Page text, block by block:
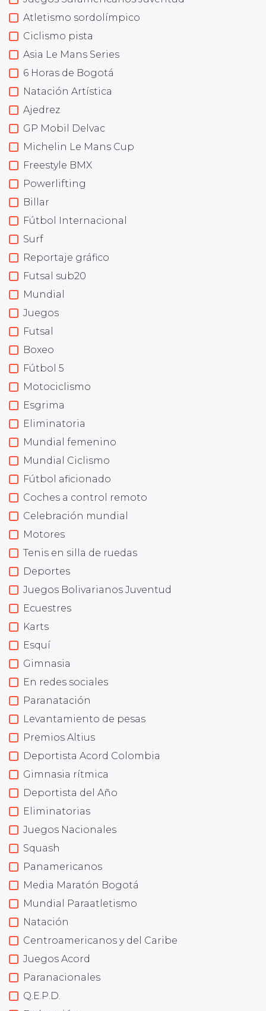
Atletismo sordolímpico
Ciclismo pista
Asia Le Mans Series
6 Horas de Bogotá
Natación Artística
Ajedrez
GP Mobil Delvac
Michelin Le Mans Cup
Freestyle BMX
Powerlifting
Billar
Fútbol Internacional
Surf
Reportaje gráfico
Futsal sub20
Mundial
Juegos
Futsal
Boxeo
Fútbol 5
Motociclismo
Esgrima
Eliminatoria
Mundial femenino
Mundial Ciclismo
Fútbol aficionado
Coches a control remoto
Celebración mundial
Motores
Tenis en silla de ruedas
Deportes
Juegos Bolivarianos Juventud
Ecuestres
Karts
Esquí
Gimnasia
En redes sociales
Paranatación
Levantamiento de pesas
Premios Altius
Deportista Acord Colombia
Gimnasia rítmica
Deportista del Año
Eliminatorias
Juegos Nacionales
Squash
Panamericanos
Media Maratón Bogotá
Mundial Paraatletismo
Natación
Centroamericanos y del Caribe
Juegos Acord
Paranacionales
Q.E.P.D.